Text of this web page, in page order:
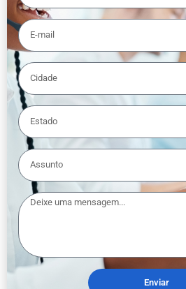
Enviar